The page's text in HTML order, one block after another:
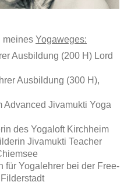
meines Yogaweges:
Ausbildung (200 H) Lord
Ausbildung (300 H),
Advanced Jivamukti Yoga
des Yogaloft Kirchheim
Jivamukti Teacher
für Yogalehrer bei der Free-